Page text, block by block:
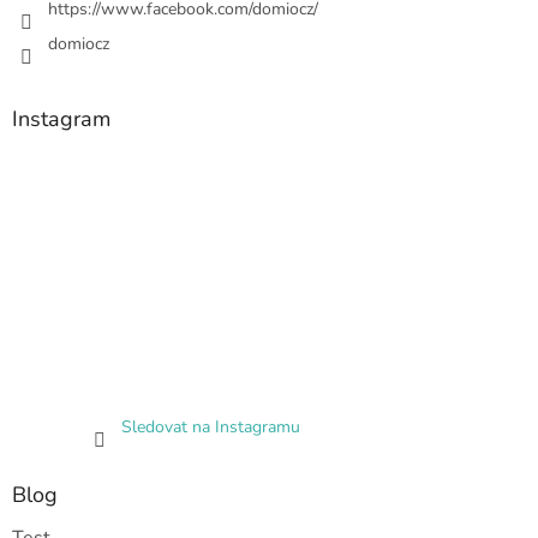
https://www.facebook.com/domiocz/
domiocz
Instagram
Sledovat na Instagramu
Blog